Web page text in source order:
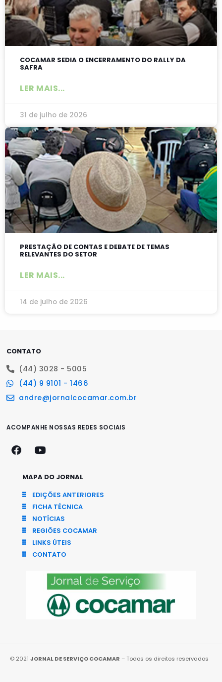
COCAMAR SEDIA O ENCERRAMENTO DO RALLY DA
SAFRA
LER MAIS...
31 de julho de 2026
PRESTAÇÃO DE CONTAS E DEBATE DE TEMAS
RELEVANTES DO SETOR
LER MAIS...
14 de julho de 2026
CONTATO
(44) 3028 - 5005
(44) 9 9101 - 1466
andre@jornalcocamar.com.br
ACOMPANHE NOSSAS REDES SOCIAIS
MAPA DO JORNAL
EDIÇÕES ANTERIORES
FICHA TÉCNICA
NOTÍCIAS
REGIÕES COCAMAR
LINKS ÚTEIS
CONTATO
© 2021 JORNAL DE SERVIÇO COCAMAR – Todos os direitos reservados